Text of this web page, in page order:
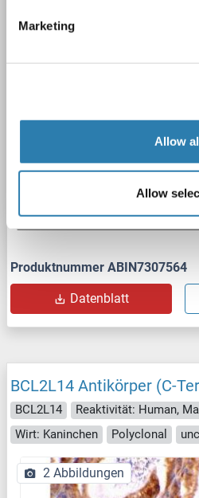
Marketing
Allow
Allow
Produktnummer ABIN7307564
Datenblatt
BCL2L14 Antikörper (C-
BCL2L14 Reaktivität: Human,
Wirt: Kaninchen
Polyclonal
2 Abbildungen